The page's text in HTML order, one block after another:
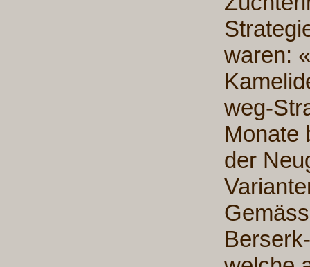
waren:
weg-
Monate
der